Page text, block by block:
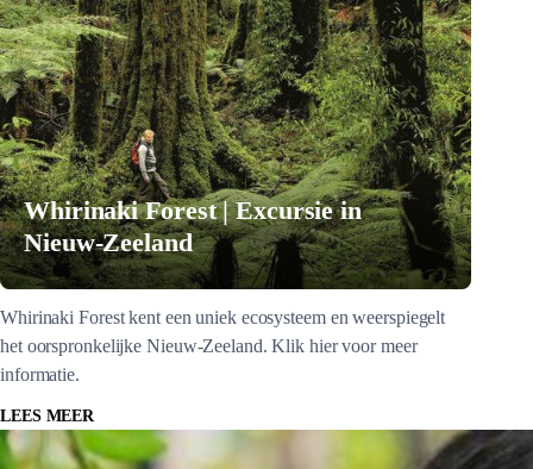
Whirinaki Forest | Excursie in
Nieuw-Zeeland
Whirinaki Forest kent een uniek ecosysteem en weerspiegelt
het oorspronkelijke Nieuw-Zeeland. Klik hier voor meer
informatie.
LEES MEER